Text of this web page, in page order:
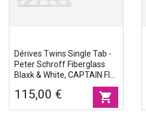
Dérives Twins Single Tab -
Peter Schroff Fiberglass
Blaxk & White, CAPTAIN FIN
115,00 € shopping_cart